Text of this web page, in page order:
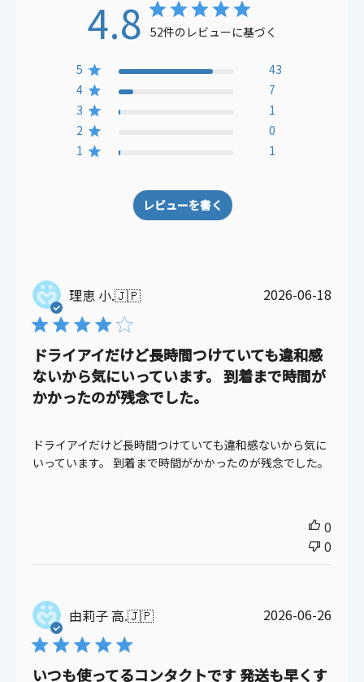
4.8 52件のレビューに基づく
5
43
4
7
3
1
2
0
1
1
レビューを書く
理恵 小.🇯🇵
ドライアイだけど長時間つけていても違和感
ないから気にいっています。 到着まで時間が
かかったのが残念でした。
ドライアイだけど長時間つけていても違和感ないから気に
いっています。 到着まで時間がかかったのが残念でした。
公
2026-06-18
0
0
由莉子 高.🇯🇵
いつも使ってるコンタクトです 発送も早くす
公
2026-06-26